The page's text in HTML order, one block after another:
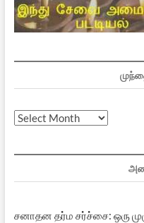
முந்தைய
சனாதன தர்ம சர்ச்சை: ஒரு